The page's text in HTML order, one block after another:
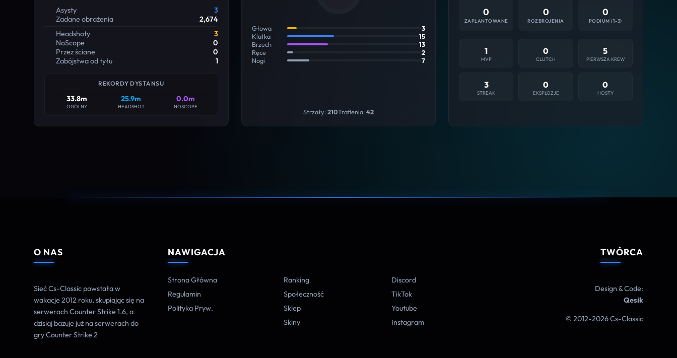
Asysty
3
Zadane obrażenia
2,674
Headshoty
3
NoScope
0
Przez ściane
0
Zabójstwa od tyłu
1
REKORDY DYSTANSU
33.8m
OGÓLNY
25.9m
HEADSHOT
0.0m
NOSCOPE
Głowa
3
Klatka
15
Brzuch
13
Ręce
2
Nogi
7
Strzały:210Trafienia:42
0
ZAPLANTOWANE
0
ROZBROJENIA
0
PODIUM (1-3)
1
MVP
0
CLUTCH
5
PIERWSZA KREW
3
STREAK
0
EKSPLOZJE
0
HOSTY
O NAS
Sieć Cs-Classic powstała w
wakacje 2012 roku, skupiając się na
serwerach Counter Strike 1.6, a
dzisiaj bazuje już na serwerach do
gry Counter Strike 2
NAWIGACJA
Strona Główna
Regulamin
Polityka Pryw.
Ranking
Społeczność
Sklep
Skiny
Discord
TikTok
Youtube
Instagram
TWÓRCA
Design & Code:
Qesik
© 2012-2026 Cs-Classic